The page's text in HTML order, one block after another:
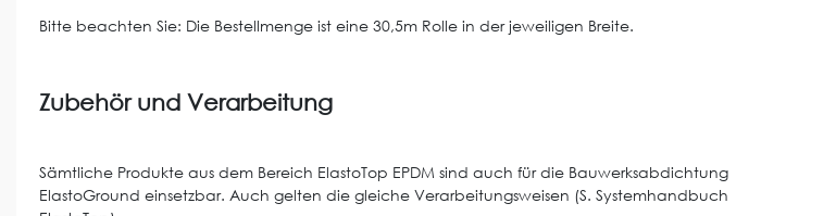
Bitte beachten Sie: Die Bestellmenge ist eine 30,5m Rolle in der jeweiligen Breite.
Zubehör und Verarbeitung
Sämtliche Produkte aus dem Bereich ElastoTop EPDM sind auch für die Bauwerksabdichtung
ElastoGround einsetzbar. Auch gelten die gleiche Verarbeitungsweisen (S. Systemhandbuch